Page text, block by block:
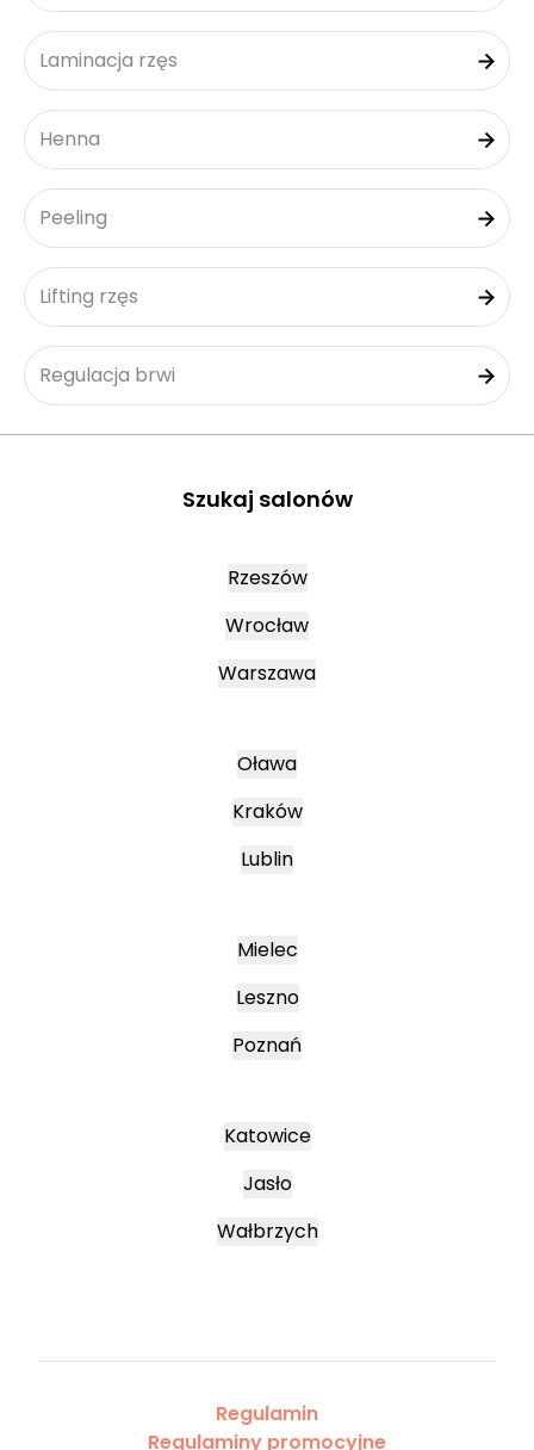
Laminacja rzęs
Henna
Peeling
Lifting rzęs
Regulacja brwi
Szukaj salonów
Rzeszów
Wrocław
Warszawa
Oława
Kraków
Lublin
Mielec
Leszno
Poznań
Katowice
Jasło
Wałbrzych
Regulamin
Regulaminy promocyjne